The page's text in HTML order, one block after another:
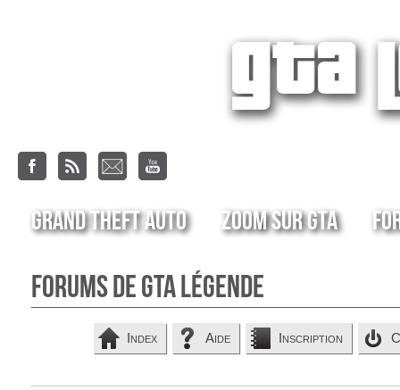
Grand Theft Auto Zoom sur GTA
Forums de GTA Légende
Index Aide Inscription